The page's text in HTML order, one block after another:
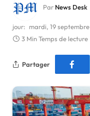
Par News Desk
jour: mardi, 19 septembre
3 Min Temps de lecture
Partager